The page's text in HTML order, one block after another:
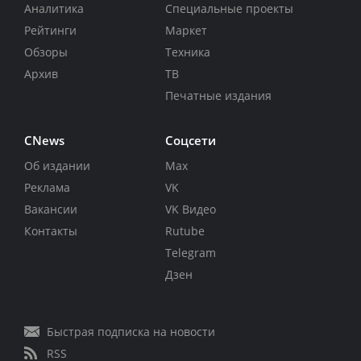
Аналитика
Рейтинги
Обзоры
Архив
Специальные проекты
Маркет
Техника
ТВ
Печатные издания
CNews
Об издании
Реклама
Вакансии
Контакты
Соцсети
Max
VK
VK Видео
Rutube
Telegram
Дзен
Быстрая подписка на новости
RSS